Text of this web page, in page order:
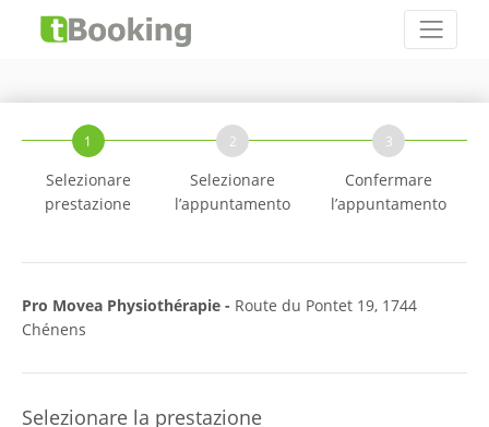
1
Selezionare
prestazione
2
Selezionare
l’appuntamento
3
Confermare
l’appuntamento
Pro Movea Physiothérapie - Route du Pontet 19, 1744
Chénens
Selezionare la prestazione